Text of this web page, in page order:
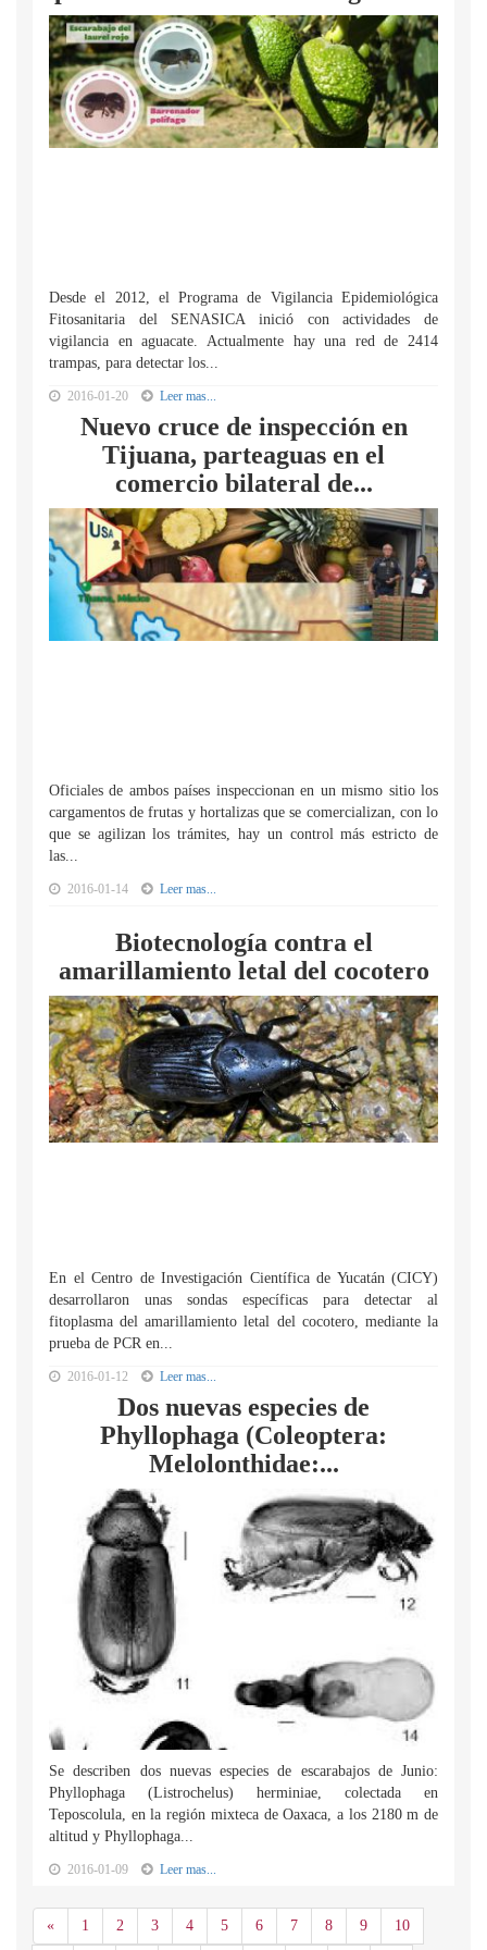
Desde el 2012, el Programa de Vigilancia Epidemiológica
Fitosanitaria del SENASICA inició con actividades de
vigilancia en aguacate. Actualmente hay una red de 2414
trampas, para detectar los...
2016-01-20 Leer mas...
Nuevo cruce de inspección en
Tijuana, parteaguas en el
comercio bilateral de...
Oficiales de ambos países inspeccionan en un mismo sitio los
cargamentos de frutas y hortalizas que se comercializan, con lo
que se agilizan los trámites, hay un control más estricto de
las...
2016-01-14 Leer mas...
Biotecnología contra el
amarillamiento letal del cocotero
En el Centro de Investigación Científica de Yucatán (CICY)
desarrollaron unas sondas específicas para detectar al
fitoplasma del amarillamiento letal del cocotero, mediante la
prueba de PCR en...
2016-01-12 Leer mas...
Dos nuevas especies de
Phyllophaga (Coleoptera:
Melolonthidae:...
Se describen dos nuevas especies de escarabajos de Junio:
Phyllophaga (Listrochelus) herminiae, colectada en
Teposcolula, en la región mixteca de Oaxaca, a los 2180 m de
altitud y Phyllophaga...
2016-01-09 Leer mas...
«Anterior
1 2 3 4 5 6 7 8 9 10